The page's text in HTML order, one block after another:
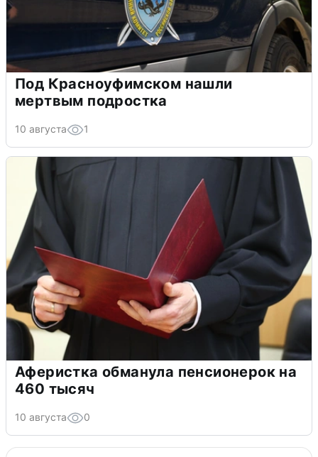
Под Красноуфимском нашли
мертвым подростка
10 августа 1
Аферистка обманула пенсионерок на
460 тысяч
10 августа 0